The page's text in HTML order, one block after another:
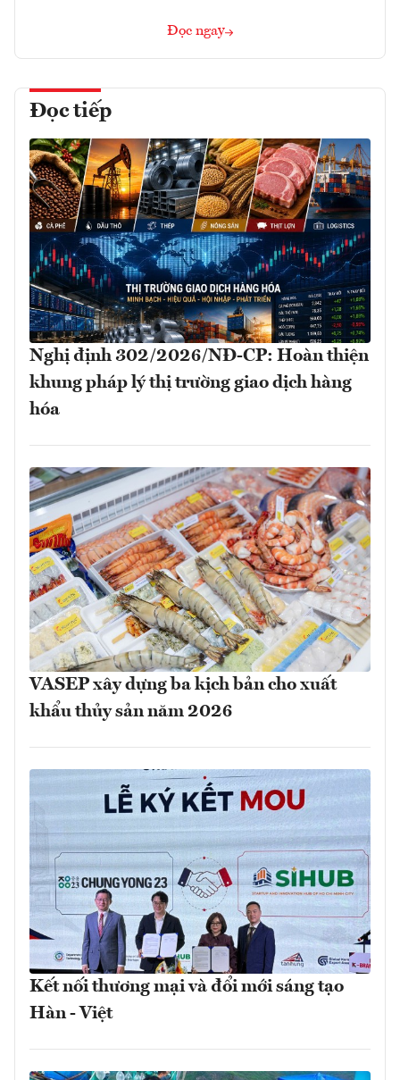
Đọc ngay
Đọc tiếp
Nghị định 302/2026/NĐ-CP: Hoàn thiện
khung pháp lý thị trường giao dịch hàng
hóa
VASEP xây dựng ba kịch bản cho xuất
khẩu thủy sản năm 2026
Kết nối thương mại và đổi mới sáng tạo
Hàn - Việt